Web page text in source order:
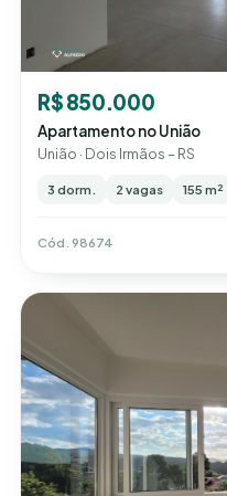
R$ 850.000
Apartamento no União
União · Dois Irmãos – RS
3 dorm. 2 vagas 155 m²
Cód. 98674